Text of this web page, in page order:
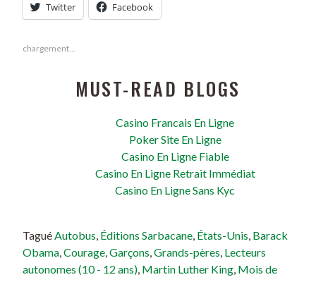
Twitter Facebook
chargement…
MUST-READ BLOGS
Casino Francais En Ligne
Poker Site En Ligne
Casino En Ligne Fiable
Casino En Ligne Retrait Immédiat
Casino En Ligne Sans Kyc
Tagué Autobus Éditions Sarbacane États-Unis Barack
Obama Courage Garçons Grands-pères Lecteurs
autonomes (10 - 12 ans) Martin Luther King Mois de